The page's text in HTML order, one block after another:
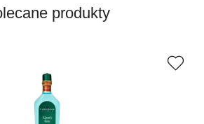
produkty